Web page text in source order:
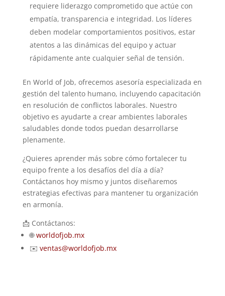
requiere liderazgo comprometido que actúe con
empatía, transparencia e integridad. Los líderes
deben modelar comportamientos positivos, estar
atentos a las dinámicas del equipo y actuar
rápidamente ante cualquier señal de tensión.
En World of Job, ofrecemos asesoría especializada en
gestión del talento humano, incluyendo capacitación
en resolución de conflictos laborales. Nuestro
objetivo es ayudarte a crear ambientes laborales
saludables donde todos puedan desarrollarse
plenamente.
¿Quieres aprender más sobre cómo fortalecer tu
equipo frente a los desafíos del día a día?
Contáctanos hoy mismo y juntos diseñaremos
estrategias efectivas para mantener tu organización
en armonía.
📩 Contáctanos:
🌐worldofjob.mx
✉️ ventas@worldofjob.mx